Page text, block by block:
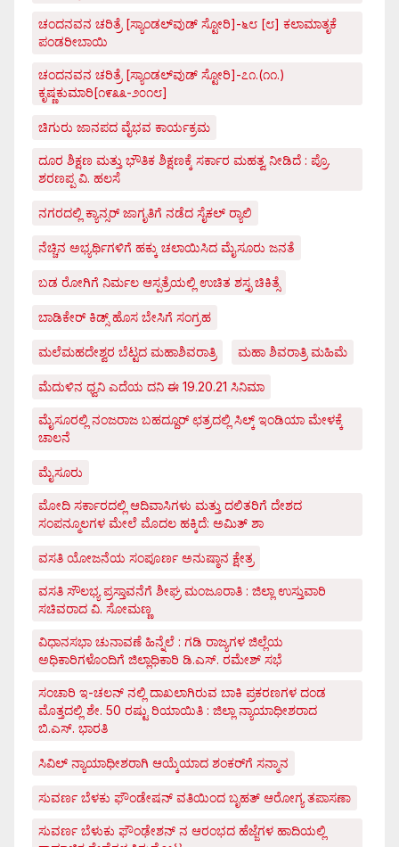
ಚಂದನವನ ಚರಿತ್ರೆ [ಸ್ಯಾಂಡಲ್‌ವುಡ್ ಸ್ಟೋರಿ]-೬೮ [೮] ಕಲಾಮಾತೃಕೆ
ಪಂಡರೀಬಾಯಿ
ಚಂದನವನ ಚರಿತ್ರೆ [ಸ್ಯಾಂಡಲ್‌ವುಡ್ ಸ್ಟೋರಿ]-೭೧.(೧೧.)
ಕೃಷ್ಣಕುಮಾರಿ[೧೯೩೩-೨೦೧೮]
ಚಿಗುರು ಜಾನಪದ ವೈಭವ ಕಾರ್ಯಕ್ರಮ
ದೂರ ಶಿಕ್ಷಣ ಮತ್ತು ಭೌತಿಕ ಶಿಕ್ಷಣಕ್ಕೆ ಸರ್ಕಾರ ಮಹತ್ವ ನೀಡಿದೆ : ಪ್ರೊ.
ಶರಣಪ್ಪ ವಿ. ಹಲಸೆ
ನಗರದಲ್ಲಿ ಕ್ಯಾನ್ಸರ್ ಜಾಗೃತಿಗೆ ನಡೆದ ಸೈಕಲ್ ರ್‍ಯಾಲಿ
ನೆಚ್ಚಿನ ಅಭ್ಯರ್ಥಿಗಳಿಗೆ ಹಕ್ಕು ಚಲಾಯಿಸಿದ ಮೈಸೂರು ಜನತೆ
ಬಡ ರೋಗಿಗೆ ನಿರ್ಮಲ ಆಸ್ಪತ್ರೆಯಲ್ಲಿ ಉಚಿತ ಶಸ್ತೃ ಚಿಕಿತ್ಸೆ
ಬಾಡಿಕೇರ್ ಕಿಡ್ಸ್ ಹೊಸ ಬೇಸಿಗೆ ಸಂಗ್ರಹ
ಮಲೆಮಹದೇಶ್ವರ ಬೆಟ್ಟದ ಮಹಾಶಿವರಾತ್ರಿ ಮಹಾ ಶಿವರಾತ್ರಿ ಮಹಿಮೆ
ಮೆದುಳಿನ ಧ್ವನಿ ಎದೆಯ ದನಿ ಈ 19.20.21 ಸಿನಿಮಾ
ಮೈಸೂರಲ್ಲಿ ನಂಜರಾಜ ಬಹದ್ದೂರ್ ಛತ್ರದಲ್ಲಿ ಸಿಲ್ಕ್ ಇಂಡಿಯಾ ಮೇಳಕ್ಕೆ
ಚಾಲನೆ
ಮೈಸೂರು
ಮೋದಿ ಸರ್ಕಾರದಲ್ಲಿ ಆದಿವಾಸಿಗಳು ಮತ್ತು ದಲಿತರಿಗೆ ದೇಶದ
ಸಂಪನ್ಮೂಲಗಳ ಮೇಲೆ ಮೊದಲ ಹಕ್ಕಿದೆ: ಅಮಿತ್ ಶಾ
ವಸತಿ ಯೋಜನೆಯ ಸಂಪೂರ್ಣ ಅನುಷ್ಠಾನ ಕ್ಷೇತ್ರ
ವಸತಿ ಸೌಲಭ್ಯ ಪ್ರಸ್ತಾವನೆಗೆ ಶೀಘ್ರ ಮಂಜೂರಾತಿ : ಜಿಲ್ಲಾ ಉಸ್ತುವಾರಿ
ಸಚಿವರಾದ ವಿ. ಸೋಮಣ್ಣ
ವಿಧಾನಸಭಾ ಚುನಾವಣೆ ಹಿನ್ನೆಲೆ : ಗಡಿ ರಾಜ್ಯಗಳ ಜಿಲ್ಲೆಯ
ಅಧಿಕಾರಿಗಳೊಂದಿಗೆ ಜಿಲ್ಲಾಧಿಕಾರಿ ಡಿ.ಎಸ್. ರಮೇಶ್ ಸಭೆ
ಸಂಚಾರಿ ಇ-ಚಲನ್ ನಲ್ಲಿ ದಾಖಲಾಗಿರುವ ಬಾಕಿ ಪ್ರಕರಣಗಳ ದಂಡ
ಮೊತ್ತದಲ್ಲಿ ಶೇ. 50 ರಷ್ಟು ರಿಯಾಯಿತಿ : ಜಿಲ್ಲಾ ನ್ಯಾಯಾಧೀಶರಾದ
ಬಿ.ಎಸ್. ಭಾರತಿ
ಸಿವಿಲ್ ನ್ಯಾಯಾಧೀಶರಾಗಿ ಆಯ್ಕೆಯಾದ ಶಂಕರ್‌ಗೆ ಸನ್ಮಾನ
ಸುವರ್ಣ ಬೆಳಕು ಫೌಂಡೇಷನ್ ವತಿಯಿಂದ ಬೃಹತ್ ಆರೋಗ್ಯ ತಪಾಸಣಾ
ಸುವರ್ಣ ಬೆಳುಕು ಫೌಂಢೇಶನ್ ನ ಆರಂಭದ ಹೆಜ್ಜೆಗಳ ಹಾದಿಯಲ್ಲಿ